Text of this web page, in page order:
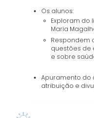
Os alunos:
Exploram do
Maria
Respondem
questões de
e sobre
Apuramento do
atribuição e